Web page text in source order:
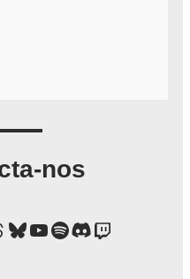
nos
Bluesky YouTube Spotify Discord Twitch